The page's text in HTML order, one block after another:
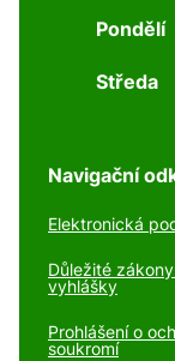
Pondělí
Středa
Navigační
Elektronická
Důležité
vyhlášky
Prohlášení o
soukromí